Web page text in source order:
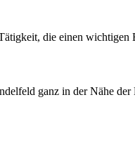
die einen wichtigen
ganz in der Nähe der